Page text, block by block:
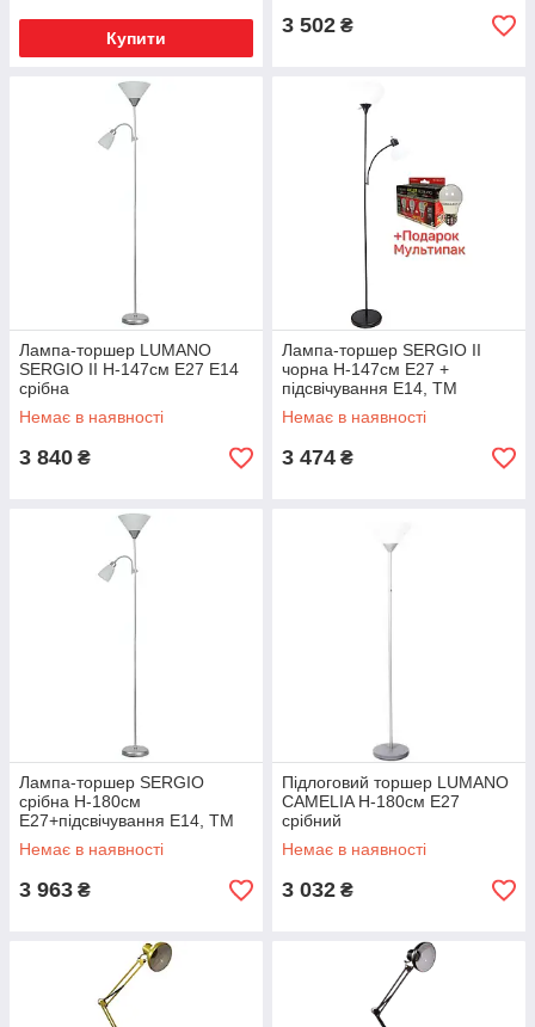
Купити
3 502 ₴
Лампа-торшер LUMANO
SERGIO II H-147см Е27 Е14
срібна
Немає в наявності
3 840 ₴
Лампа-торшер SERGIO II
чорна H-147см Е27 +
підсвічування Е14, TM
LUMANO
Немає в наявності
3 474 ₴
Лампа-торшер SERGIO
срібна H-180см
Е27+підсвічування Е14, TM
LUMANO
Немає в наявності
3 963 ₴
Підлоговий торшер LUMANO
CAMELIA H-180см Е27
срібний
Немає в наявності
3 032 ₴